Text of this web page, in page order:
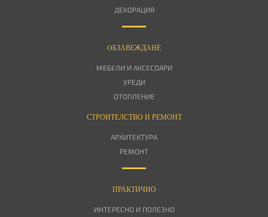
ДЕКОРАЦИЯ
OБЗАВЕЖДАНЕ
МЕБЕЛИ И АКСЕСОАРИ
УРЕДИ
ОТОПЛЕНИЕ
СТРОИТЕЛСТВО И РЕМОНТ
АРХИТЕКТУРА
РЕМОНТ
ПРАКТИЧНО
ИНТЕРЕСНО И ПОЛЕЗНО